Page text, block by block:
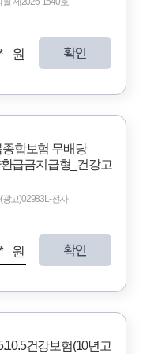
원 확인
합보험 무배당
급금지급형_건강고
고)02983L-전사
원 확인
건강보험(10년고